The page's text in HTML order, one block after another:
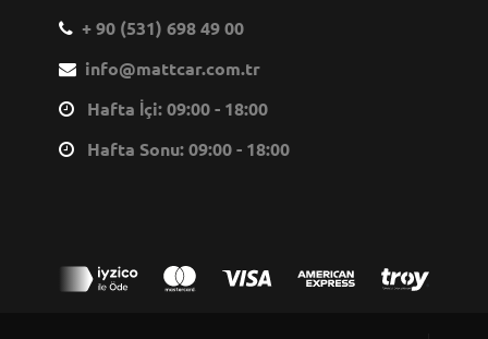
+ 90 (531) 698 49 00
info@mattcar.com.tr
Hafta İçi: 09:00 - 18:00
Hafta Sonu: 09:00 - 18:00